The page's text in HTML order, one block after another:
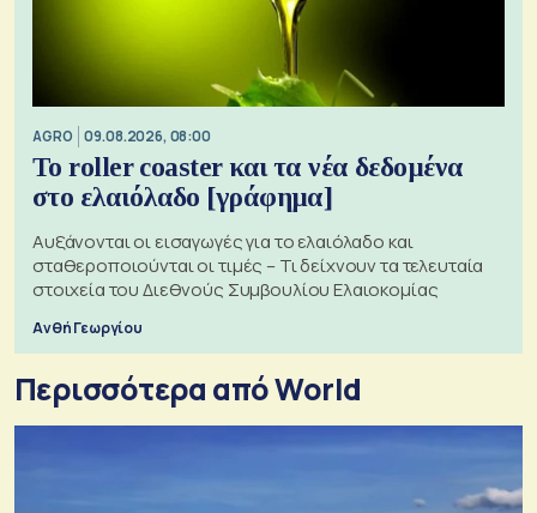
AGRO 09.08.2026, 08:00
Το roller coaster και τα νέα δεδομένα
στο ελαιόλαδο [γράφημα]
Αυξάνονται οι εισαγωγές για το ελαιόλαδο και
σταθεροποιούνται οι τιμές – Τι δείχνουν τα τελευταία
στοιχεία του Διεθνούς Συμβουλίου Ελαιοκομίας
Ανθή Γεωργίου
Περισσότερα από World